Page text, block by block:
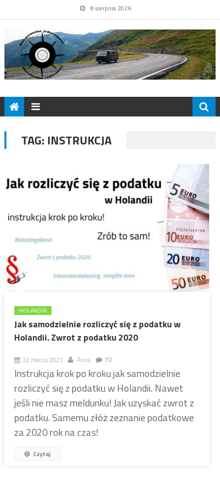
8 sierpnia 2026
TAG: INSTRUKCJA
HOLANDIA
Jak samodzielnie rozliczyć się z podatku w
Holandii. Zwrot z podatku 2020
22 marca 2021 Anna 70
Instrukcja krok po kroku jak samodzielnie
rozliczyć się z podatku w Holandii. Nawet
jeśli nie masz meldunku! Jak uzyskać zwrot z
podatku. Samemu złóż zeznanie podatkowe
za 2020 rok na czas!
Czytaj